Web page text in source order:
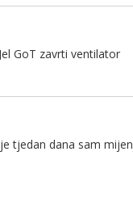
GoT zavrti ventilator
tjedan dana sam